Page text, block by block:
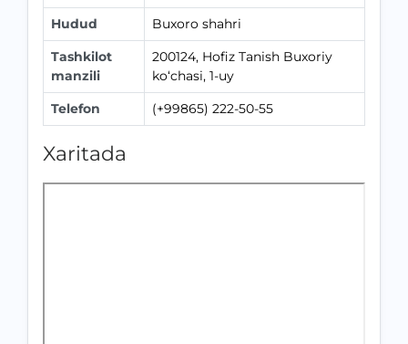
Hudud
Buxoro shahri
Tashkilot
manzili
200124, Hofiz Tanish Buxoriy
ko‘chasi, 1-uy
Telefon
(+99865) 222-50-55
Xaritada